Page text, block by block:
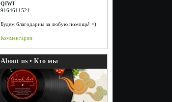
QIWI
9164611521
Будем благодарны за любую помощь! =)
Комментарии
About us • Кто мы